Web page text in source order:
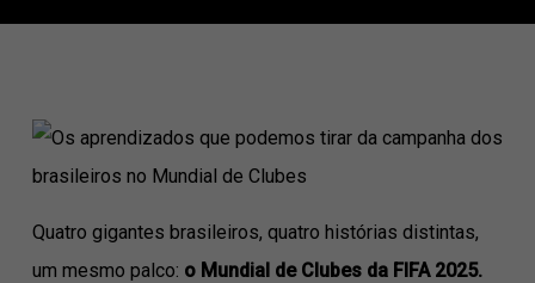
Quatro gigantes brasileiros, quatro histórias distintas,
um mesmo palco: o Mundial de Clubes da FIFA 2025.